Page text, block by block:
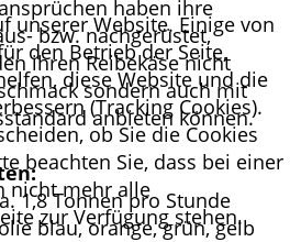
haben ihre
bzw. nachgerüstet,
ihren Reibekäse nicht
sondern auch mit
anbieten können.
Tonnen pro Stunde
orange, grün, gelb
unserer Website. Einige von
den Betrieb der Seite,
diese Website und die
(Tracking Cookies).
ob Sie die Cookies
beachten Sie, dass bei einer
nicht mehr alle
zur Verfügung stehen.